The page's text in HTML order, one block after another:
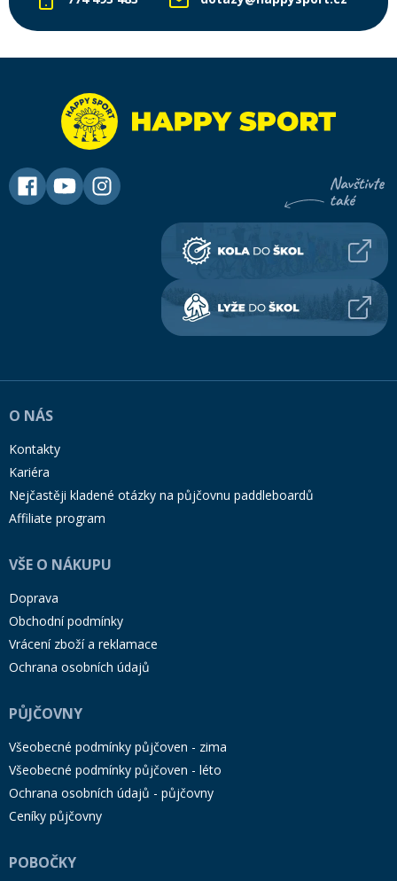
O NÁS
Kontakty
Kariéra
Nejčastěji kladené otázky na půjčovnu paddleboardů
Affiliate program
VŠE O NÁKUPU
Doprava
Obchodní podmínky
Vrácení zboží a reklamace
Ochrana osobních údajů
PŮJČOVNY
Všeobecné podmínky půjčoven - zima
Všeobecné podmínky půjčoven - léto
Ochrana osobních údajů - půjčovny
Ceníky půjčovny
POBOČKY